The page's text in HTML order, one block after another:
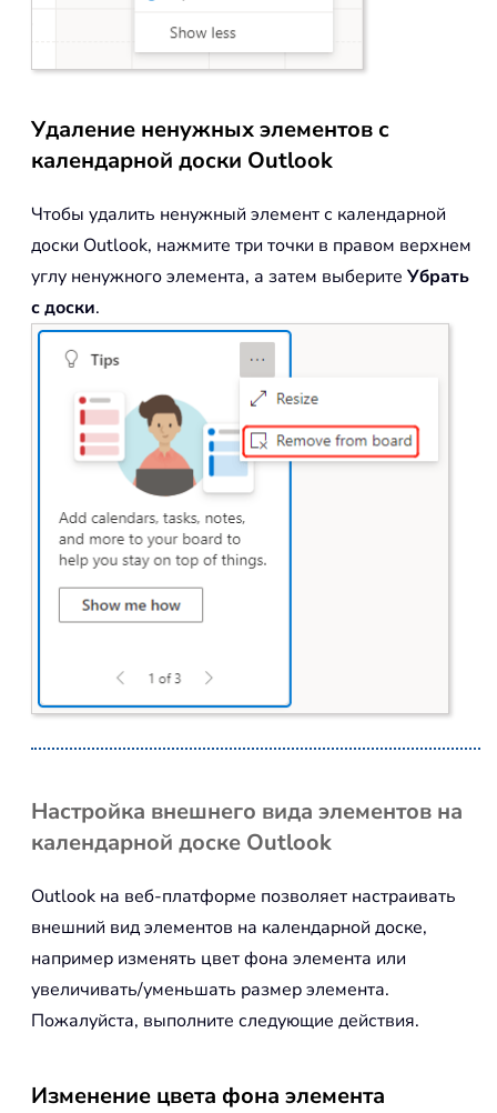
Удаление ненужных элементов с
календарной доски Outlook
Чтобы удалить ненужный элемент с календарной
доски Outlook, нажмите три точки в правом верхнем
углу ненужного элемента, а затем выберите Убрать
с доски.
Настройка внешнего вида элементов на
календарной доске Outlook
Outlook на веб-платформе позволяет настраивать
внешний вид элементов на календарной доске,
например изменять цвет фона элемента или
увеличивать/уменьшать размер элемента.
Пожалуйста, выполните следующие действия.
Изменение цвета фона элемента